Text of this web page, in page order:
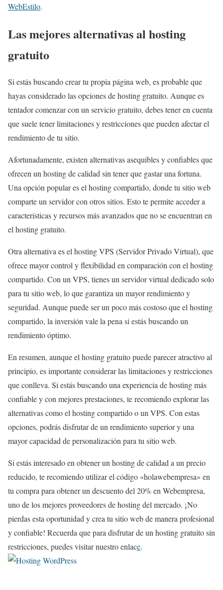
WebEstilo.
Las mejores alternativas al hosting
gratuito
Si estás buscando crear tu propia página web, es probable que
hayas considerado las opciones de hosting gratuito. Aunque es
tentador comenzar con un servicio gratuito, debes tener en cuenta
que suele tener limitaciones y restricciones que pueden afectar el
rendimiento de tu sitio.
Afortunadamente, existen alternativas asequibles y confiables que
ofrecen un hosting de calidad sin tener que gastar una fortuna.
Una opción popular es el hosting compartido, donde tu sitio web
comparte un servidor con otros sitios. Esto te permite acceder a
características y recursos más avanzados que no se encuentran en
el hosting gratuito.
Otra alternativa es el hosting VPS (Servidor Privado Virtual), que
ofrece mayor control y flexibilidad en comparación con el hosting
compartido. Con un VPS, tienes un servidor virtual dedicado solo
para tu sitio web, lo que garantiza un mayor rendimiento y
seguridad. Aunque puede ser un poco más costoso que el hosting
compartido, la inversión vale la pena si estás buscando un
rendimiento óptimo.
En resumen, aunque el hosting gratuito puede parecer atractivo al
principio, es importante considerar las limitaciones y restricciones
que conlleva. Si estás buscando una experiencia de hosting más
confiable y con mejores prestaciones, te recomiendo explorar las
alternativas como el hosting compartido o un VPS. Con estas
opciones, podrás disfrutar de un rendimiento superior y una
mayor capacidad de personalización para tu sitio web.
Si estás interesado en obtener un hosting de calidad a un precio
reducido, te recomiendo utilizar el código «holawebempresa» en
tu compra para obtener un descuento del 20% en Webempresa,
uno de los mejores proveedores de hosting del mercado. ¡No
pierdas esta oportunidad y crea tu sitio web de manera profesional
y confiable! Recuerda que para disfrutar de un hosting gratuito sin
restricciones, puedes visitar nuestro enlace.